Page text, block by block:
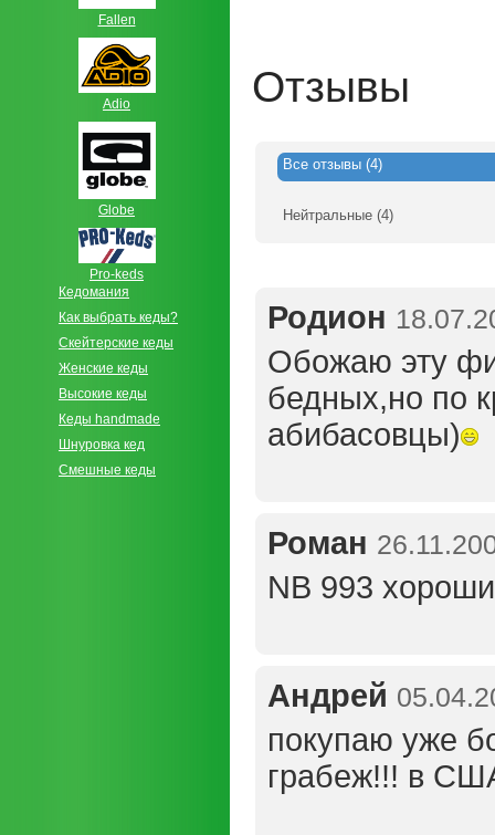
Fallen
Adio
Globe
Pro-keds
Кедомания
Как выбрать кеды?
Скейтерские кеды
Женские кеды
Высокие кеды
Кеды handmade
Шнуровка кед
Смешные кеды
Отзывы
Все отзывы (4)
Нейтральные(4)
Родион
Обожаю эту
бедных,но по
абибасовцы)
Роман
NB 993
Андрей
покупаю уже
грабеж!!! в